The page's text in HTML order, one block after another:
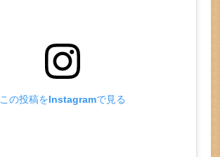
この投稿をInstagramで見る